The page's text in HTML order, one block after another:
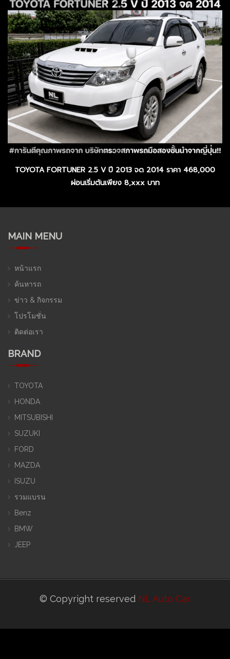
TOYOTA FORTUNER 2.5 V ปี 2013 จด 2014 ราคา 468,000
ผ่อนเริ่มต้นเพียง 8,xxx บาท
MAIN MENU
หน้าแรก
ค้นหารถ
ข่าว & กิจกรรม
โปรโมชั่น
ติดต่อเรา
BRAND
TOYOTA
HONDA
MITSUBISHI
SUZUKI
FORD
MAZDA
ISUZU
รวมแบรน
Benz
BMW
JEEP
© Copyright reserved NL Auto Car